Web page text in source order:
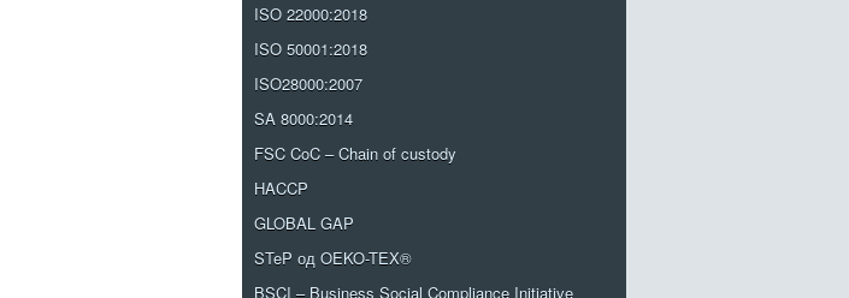
ISO 22000:2018
ISO 50001:2018
ISO28000:2007
SA 8000:2014
FSC CoC – Chain of custody
HACCP
GLOBAL GAP
STeP од OEKO-TEX®
BSCI – Business Social Compliance Initiative